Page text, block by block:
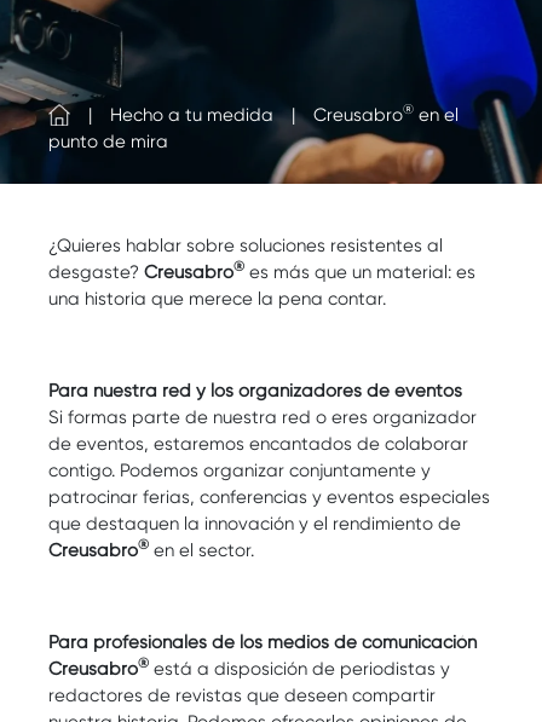
Hecho a tu medida Creusabro® en el
punto de mira
¿Quieres hablar sobre soluciones resistentes al
desgaste? Creusabro® es más que un material: es
una historia que merece la pena contar.
Para nuestra red y los organizadores de eventos
Si formas parte de nuestra red o eres organizador
de eventos, estaremos encantados de colaborar
contigo. Podemos organizar conjuntamente y
patrocinar ferias, conferencias y eventos especiales
que destaquen la innovación y el rendimiento de
Creusabro® en el sector.
Para profesionales de los medios de comunicación
Creusabro® está a disposición de periodistas y
redactores de revistas que deseen compartir